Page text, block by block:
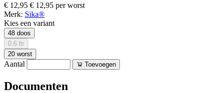
€ 12,95 € 12,95 per worst
Merk: Sika®
Kies een variant
48 doos
0.6 ltr
20 worst
Aantal Toevoegen
Documenten